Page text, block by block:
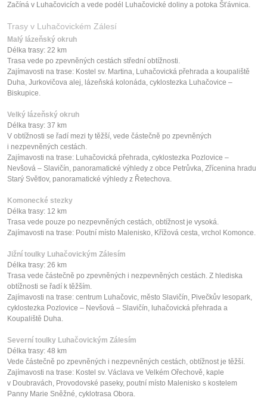
Začíná v Luhačovicích a vede podél Luhačovické doliny a potoka Šťávnica.
Trasy v Luhačovickém Zálesí
Malý lázeňský okruh
Délka trasy: 22 km
Trasa vede po zpevněných cestách střední obtížnosti.
Zajímavosti na trase: Kostel sv. Martina, Luhačovická přehrada a koupaliště
Duha, Jurkovičova alej, lázeňská kolonáda, cyklostezka Luhačovice –
Biskupice.
Velký lázeňský okruh
Délka trasy: 37 km
V obtížnosti se řadí mezi ty těžší, vede částečně po zpevněných
i nezpevněných cestách.
Zajímavosti na trase: Luhačovická přehrada, cyklostezka Pozlovice –
Nevšová – Slavičín, panoramatické výhledy z obce Petrůvka, Zřícenina hradu
Starý Světlov, panoramatické výhledy z Řetechova.
Komonecké stezky
Délka trasy: 12 km
Trasa vede pouze po nezpevněných cestách, obtížnost je vysoká.
Zajímavosti na trase: Poutní místo Malenisko, Křížová cesta, vrchol Komonce.
Jižní toulky Luhačovickým Zálesím
Délka trasy: 26 km
Trasa vede částečně po zpevněných i nezpevněných cestách. Z hlediska
obtížnosti se řadí k těžším.
Zajímavosti na trase: centrum Luhačovic, město Slavičín, Pivečkův lesopark,
cyklostezka Pozlovice – Nevšová – Slavičín, luhačovická přehrada a
Koupaliště Duha.
Severní toulky Luhačovickým Zálesím
Délka trasy: 48 km
Vede částečně po zpevněných i nezpevněných cestách, obtížnost je těžší.
Zajímavosti na trase: Kostel sv. Václava ve Velkém Ořechově, kaple
v Doubravách, Provodovské paseky, poutní místo Malenisko s kostelem
Panny Marie Sněžné, cyklotrasa Obora.